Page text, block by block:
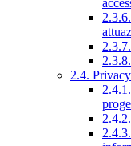
2.4. Privacy